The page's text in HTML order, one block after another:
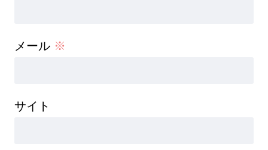
メール ※
サイト